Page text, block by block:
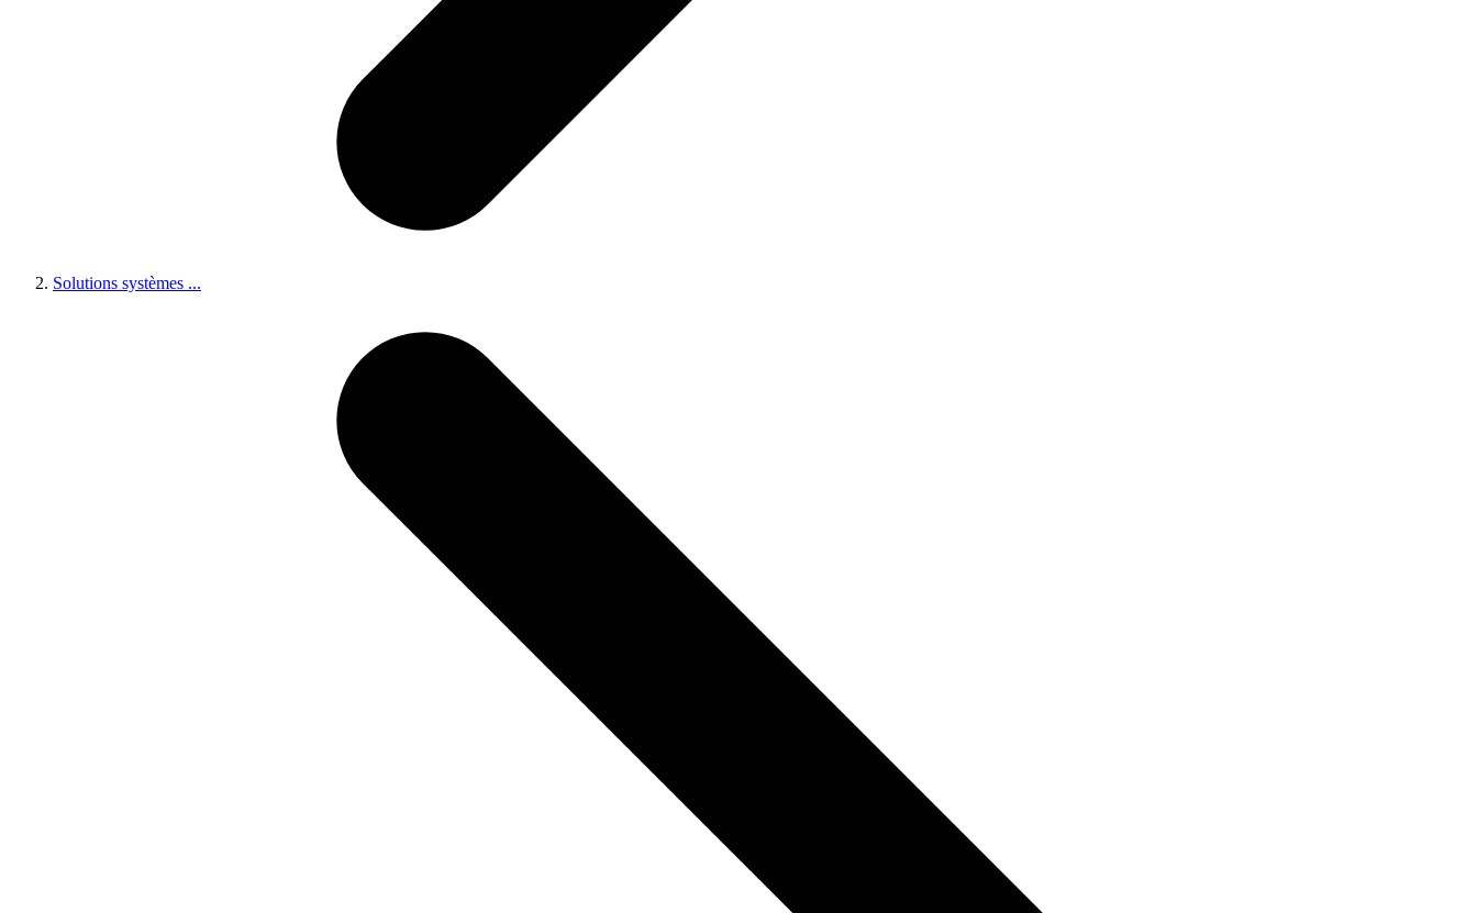
Solutions systèmes ...